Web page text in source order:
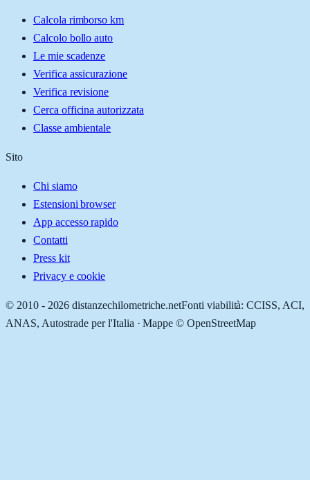
Calcola rimborso km
Calcolo bollo auto
Le mie scadenze
Verifica assicurazione
Verifica revisione
Cerca officina autorizzata
Classe ambientale
Sito
Chi siamo
Estensioni browser
App accesso rapido
Contatti
Press kit
Privacy e cookie
© 2010 - 2026 distanzechilometriche.netFonti viabilità: CCISS, ACI,
ANAS, Autostrade per l'Italia · Mappe © OpenStreetMap